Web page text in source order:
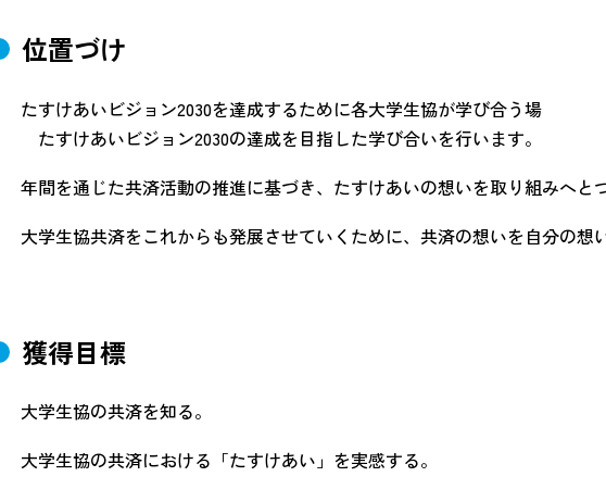
位置づけ
たすけあいビジョン2030を達成するために各大学生協が学び合う場
たすけあいビジョン2030の達成を目指した学び合いを行います。
年間を通じた共済活動の推進に基づき、たすけあいの想いを取り組みへと
大学生協共済をこれからも発展させていくために、共済の想いを自分の想
獲得目標
大学生協の共済を知る。
大学生協の共済における「たすけあい」を実感する。